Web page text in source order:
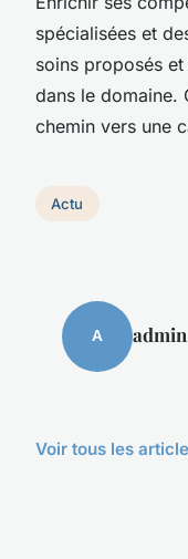
spécialisées et
soins proposés
dans le domaine.
chemin vers une
Actu
A admin
Voir tous les